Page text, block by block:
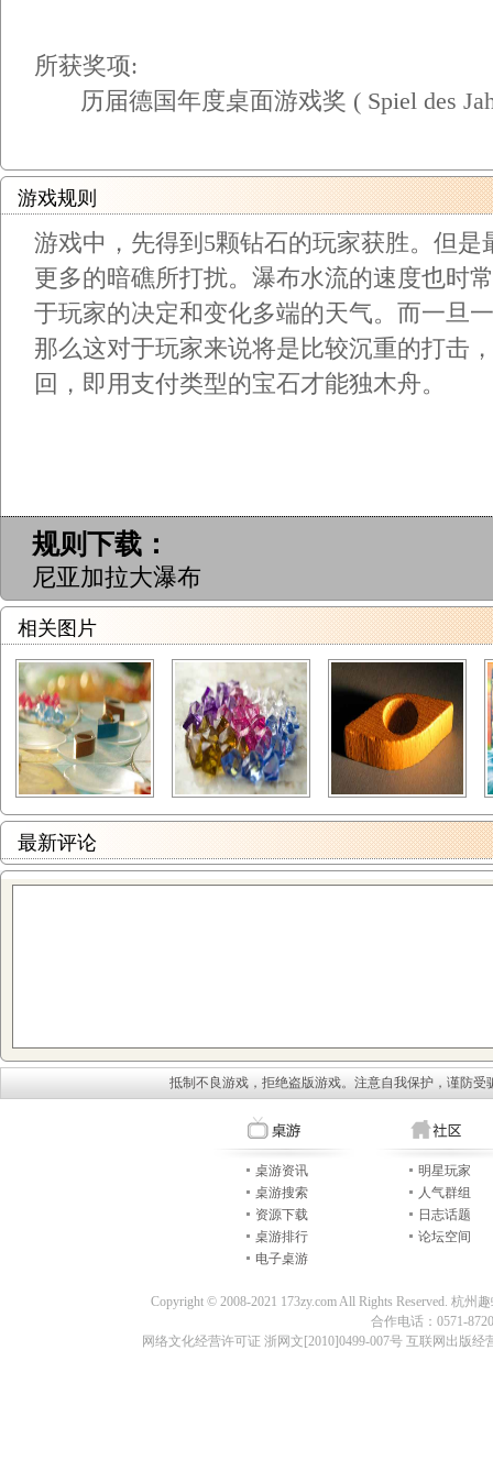
所获奖项:
历届德国年度桌面游戏奖 ( Spiel des
游戏规则
游戏中，先得到5颗钻石的玩家获胜。但
更多的暗礁所打扰。瀑布水流的速度也时
于玩家的决定和变化多端的天气。而一旦
那么这对于玩家来说将是比较沉重的打击
回，即用支付类型的宝石才能独木舟。
规则下载：
尼亚加拉大瀑布
相关图片
最新评论
抵制不良游戏，拒绝盗版游戏。注意自我保护，谨防
桌游资讯
桌游搜索
资源下载
桌游排行
电子桌游
明星玩家
人气群组
日志话题
论坛空间
Copyright © 2008-2021 173zy.com All Rights Reserved. 杭
合作电话：0571-
网络文化经营许可证 浙网文[2010]0499-007号 互联网出版